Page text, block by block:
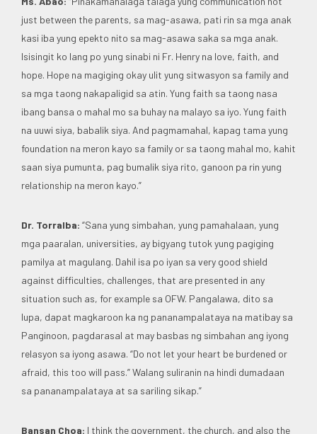
just between the parents, sa mag-asawa, pati rin sa mga anak
kasi iba yung epekto nito sa mag-asawa saka sa mga anak.
Isisingit ko lang po yung sinabi ni Fr. Henry na love, faith, and
hope. Hope na magiging okay ulit yung sitwasyon sa family and
sa mga taong nakapaligid sa atin. Yung faith sa taong nasa
ibang bansa o mahal mo sa buhay na malayo sa iyo. Yung faith
na uuwi siya, babalik siya. And pagmamahal, kapag tama yung
foundation na meron kayo sa family or sa taong mahal mo, kahit
saan siya pumunta, pag bumalik siya rito, ganoon pa rin yung
relationship na meron kayo.”
Dr. Torralba: “Sana yung simbahan, yung pamahalaan, yung
mga paaralan, universities, ay bigyang tutok yung pagiging
pamilya at magulang. Dahil isa po iyan sa very good shield
against difficulties, challenges, that are presented in any
situation such as, for example sa OFW. Pangalawa, dito sa
lupa, dapat magkaroon ka ng pananampalataya na matibay sa
Panginoon, pagdarasal at may basbas ng simbahan ang iyong
relasyon sa iyong asawa. “Do not let your heart be burdened or
afraid, this too will pass.” Walang suliranin na hindi dumadaan
sa pananampalataya at sa sariling sikap.”
Bansan Choa: I think the government, the church, and also the